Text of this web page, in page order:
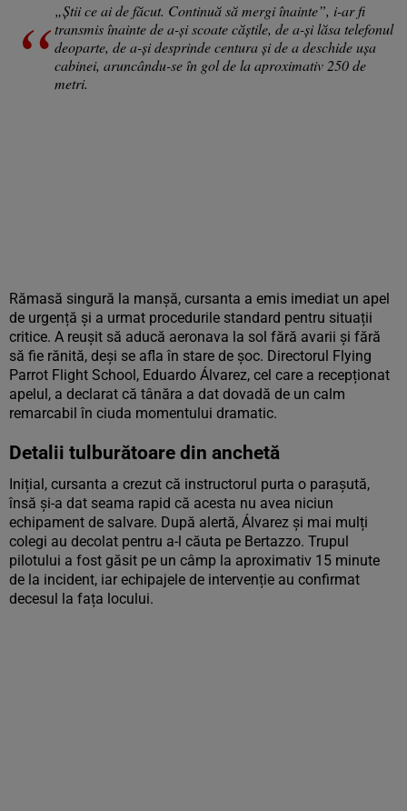
„Știi ce ai de făcut. Continuă să mergi înainte”, i-ar fi
transmis înainte de a-și scoate căștile, de a-și lăsa telefonul
deoparte, de a-și desprinde centura și de a deschide ușa
cabinei, aruncându-se în gol de la aproximativ 250 de
metri.
Rămasă singură la manșă, cursanta a emis imediat un apel
de urgență și a urmat procedurile standard pentru situații
critice. A reușit să aducă aeronava la sol fără avarii și fără
să fie rănită, deși se afla în stare de șoc. Directorul Flying
Parrot Flight School, Eduardo Álvarez, cel care a recepționat
apelul, a declarat că tânăra a dat dovadă de un calm
remarcabil în ciuda momentului dramatic.
Detalii tulburătoare din anchetă
Inițial, cursanta a crezut că instructorul purta o parașută,
însă și-a dat seama rapid că acesta nu avea niciun
echipament de salvare. După alertă, Álvarez și mai mulți
colegi au decolat pentru a-l căuta pe Bertazzo. Trupul
pilotului a fost găsit pe un câmp la aproximativ 15 minute
de la incident, iar echipajele de intervenție au confirmat
decesul la fața locului.